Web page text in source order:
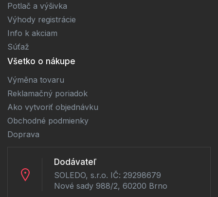
Potlač a výšivka
Výhody registrácie
Info k akciam
Súťaž
Všetko o nákupe
Výměna tovaru
Reklamačný poriadok
Ako vytvoriť objednávku
Obchodné podmienky
Doprava
Dodávateľ
SOLEDO, s.r.o. IČ: 29298679
Nové sady 988/2, 60200 Brno